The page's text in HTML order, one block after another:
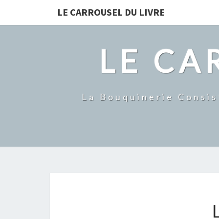
LE CARROUSEL DU LIVRE
LE
La Bouquinerie